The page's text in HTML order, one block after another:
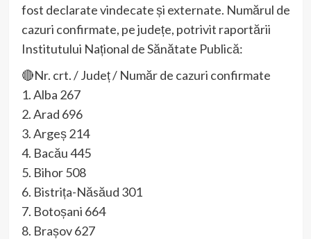
fost declarate vindecate și externate. Numărul de
cazuri confirmate, pe județe, potrivit raportării
Institutului Național de Sănătate Publică:
🔴Nr. crt. / Județ / Număr de cazuri confirmate
1. Alba 267
2. Arad 696
3. Argeș 214
4. Bacău 445
5. Bihor 508
6. Bistrița-Năsăud 301
7. Botoșani 664
8. Brașov 627